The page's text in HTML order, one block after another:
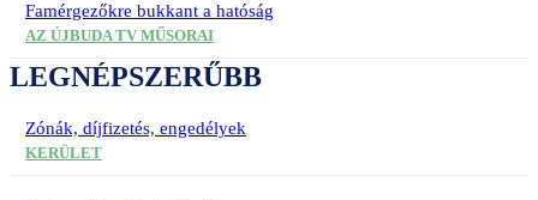
Famérgezőkre bukkant a hatóság
AZ ÚJBUDA TV MŰSORAI
LEGNÉPSZERŰBB
Zónák, díjfizetés, engedélyek
KERÜLET